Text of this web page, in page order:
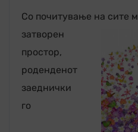
Со почитување на сите м
затворен
простор,
роденденот
заеднички
го